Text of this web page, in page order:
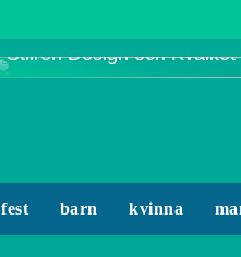
Smycken från Enamel
Stilren Design och Kvalitet
fest barn kvinna